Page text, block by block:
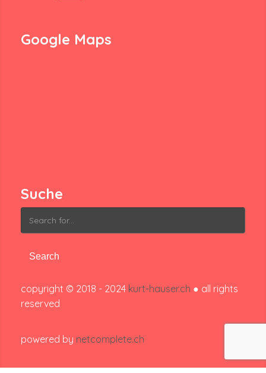
Google Maps
Suche
Search
for:
copyright © 2018 - 2024 kurt-hauser.ch ● all rights
reserved
powered by netcomplete.ch